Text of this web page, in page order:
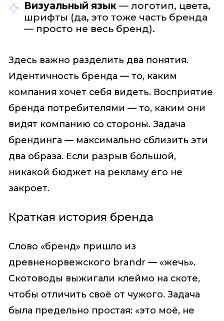
Визуальный язык — логотип, цвета,
шрифты (да, это тоже часть бренда
— просто не весь бренд).
Здесь важно разделить два понятия.
Идентичность бренда — то, каким
компания хочет себя видеть. Восприятие
бренда потребителями — то, каким они
видят компанию со стороны. Задача
брендинга — максимально сблизить эти
два образа. Если разрыв большой,
никакой бюджет на рекламу его не
закроет.
Краткая история бренда
Слово «бренд» пришло из
древненорвежского brandr — «жечь».
Скотоводы выжигали клеймо на скоте,
чтобы отличить своё от чужого. Задача
была предельно простая: «это моё, не